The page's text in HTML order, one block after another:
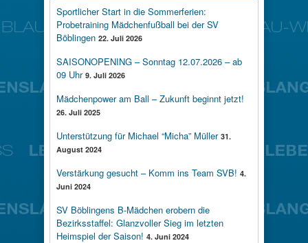
Sportlicher Start in die Sommerferien:
Probetraining Mädchenfußball bei der SV
Böblingen 22. Juli 2026
SAISONOPENING – Sonntag 12.07.2026 – ab
09 Uhr 9. Juli 2026
Mädchenpower am Ball – Zukunft beginnt jetzt!
26. Juli 2025
Unterstützung für Michael “Micha” Müller 31.
August 2024
Verstärkung gesucht – Komm ins Team SVB! 4.
Juni 2024
SV Böblingens B-Mädchen erobern die
Bezirksstaffel: Glanzvoller Sieg im letzten
Heimspiel der Saison! 4. Juni 2024